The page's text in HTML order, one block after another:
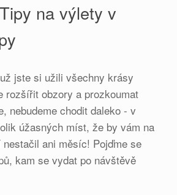
na výlety v
jste si užili všechny krásy
rozšířit obzory a prozkoumat
nebudeme chodit daleko - v
úžasných míst, že by vám na
ani měsíc! Pojďme se
kam se vydat po návštěvě